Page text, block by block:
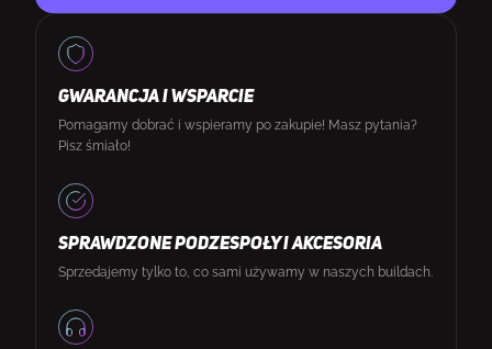
GWARANCJA I WSPARCIE
Pomagamy dobrać i wspieramy po zakupie! Masz pytania?
Pisz śmiało!
SPRAWDZONE PODZESPOŁY I AKCESORIA
Sprzedajemy tylko to, co sami używamy w naszych buildach.